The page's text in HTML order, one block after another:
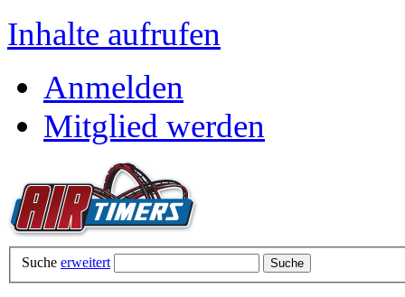
Inhalte aufrufen
Anmelden
Mitglied werden
Suche erweitert